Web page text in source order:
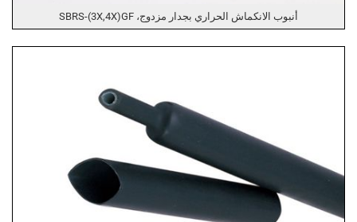
أنبوب الانكماش الحراري بجدار مزدوج، SBRS-(3X,4X)GF